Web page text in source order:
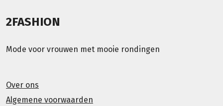
2FASHION
Mode voor vrouwen met mooie rondingen
Over ons
Algemene voorwaarden